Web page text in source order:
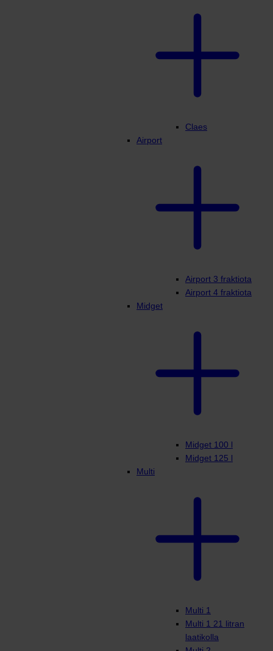
Claes
Airport
Airport 3 fraktiota
Airport 4 fraktiota
Midget
Midget 100 l
Midget 125 l
Multi
Multi 1
Multi 1 21 litran
laatikolla